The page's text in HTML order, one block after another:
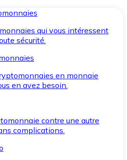
qui vous intéressent
sécurité.
en monnaie
en avez besoin.
contre une autre
complications.